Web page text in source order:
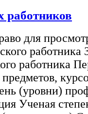
работников
для
работника
работника
(уровни)
Ученая